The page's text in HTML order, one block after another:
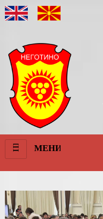
МЕНИ
III